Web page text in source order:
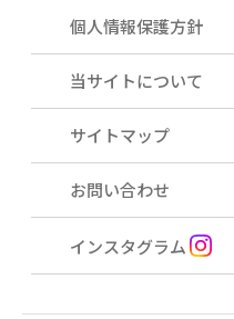
個人情報保護方針
当サイトについて
サイトマップ
お問い合わせ
インスタグラム